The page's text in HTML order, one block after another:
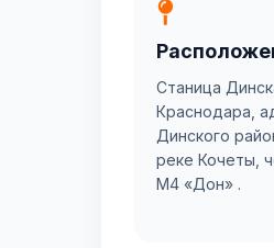
Станица
Краснодара,
Динского
реке Кочеты,
М4 «Дон» .